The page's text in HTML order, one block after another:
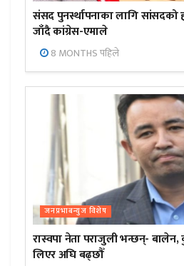
संसद पुनर्स्थापनाका लागि सांसदको
जाँदै कांग्रेस-एमाले
8 MONTHS पहिले
जनप्रभाबन्युज विशेष
रास्वपा नेता पराजुली भन्छन्-
लिएर अघि बढ्छौँ